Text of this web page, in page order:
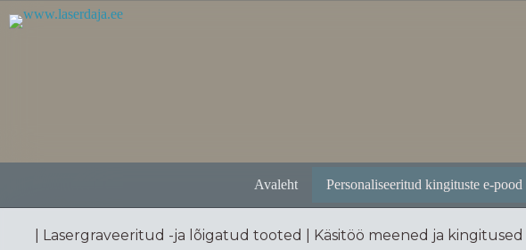
Avaleht Personaliseeritud kingituste e-pood
| Lasergraveeritud -ja lõigatud tooted | Käsitöö meened ja